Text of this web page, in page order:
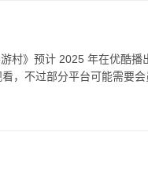
村》预计 2025 年在优酷播
，不过部分平台可能需要会